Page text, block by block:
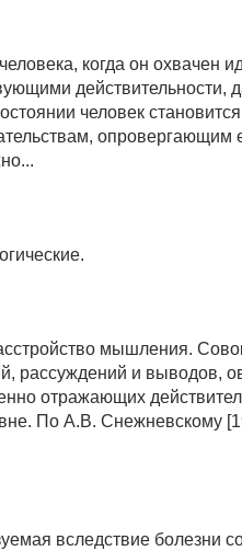
когда он охвачен
действительности,
человек
опровергающим
мышления.
рассуждений и выводов,
отражающих
По А.В. Снежневскому
вследствие болезни